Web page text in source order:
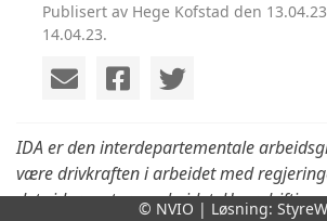
Publisert av Hege Kofstad den
14.04.23.
IDA er den interdepartementale
være drivkraften i arbeidet med
det videre veteranarbeidet. Hvor driftig
© NVIO | Løsning: